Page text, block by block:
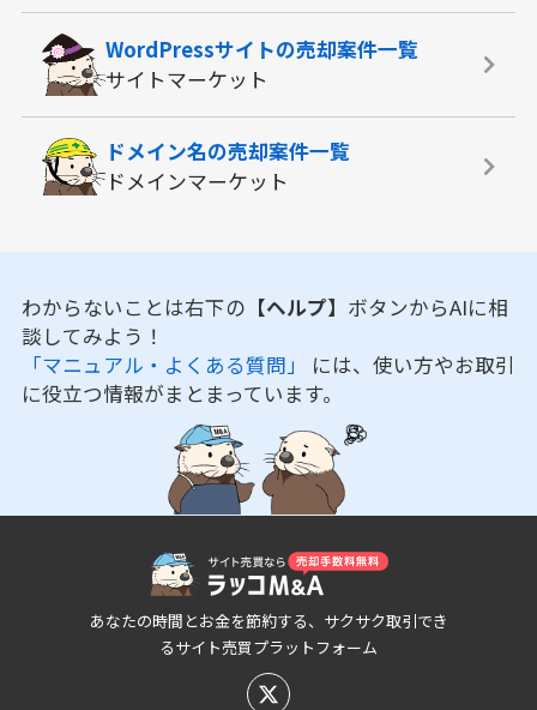
WordPressサイトの売却案件一覧
サイトマーケット
ドメイン名の売却案件一覧
ドメインマーケット
わからないことは右下の 【ヘルプ】 ボタンからAIに相
談してみよう！
「マニュアル・よくある質問」 には、使い方やお取引
に役立つ情報がまとまっています。
あなたの時間とお金を節約する、サクサク取引でき
るサイト売買プラットフォーム